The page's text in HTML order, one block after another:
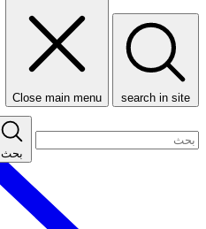
search in site
Close main menu
بحث